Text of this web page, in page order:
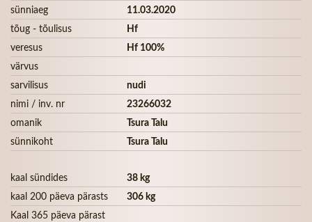
sünniaeg
11.03.2020
tõug - tõulisus
Hf
veresus
Hf 100%
värvus
sarvilisus
nudi
nimi / inv. nr
23266032
omanik
Tsura Talu
sünnikoht
Tsura Talu
kaal sündides
38 kg
kaal 200 päeva pärasts
306 kg
Kaal 365 päeva pärast